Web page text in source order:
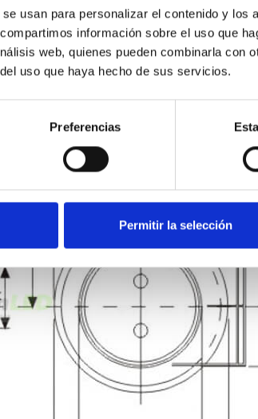
usan para personalizar el contenido y los
información sobre el uso que
web, quienes pueden combinarla con
uso que haya hecho de sus servicios.
Preferencias
Permitir la selección
160/100 N SILENT RE